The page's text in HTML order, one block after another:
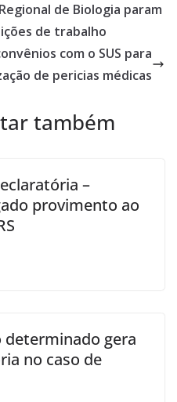
de Biologia param
de trabalho
com o SUS para
de pericias médicas
também
–
provimento ao
gera
no caso de